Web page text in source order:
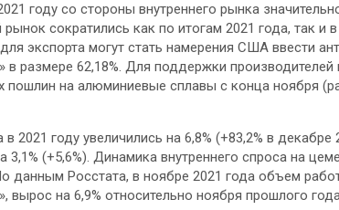
году со стороны внутреннего рынка
сократились как по итогам 2021 года, так и
экспорта могут стать намерения США ввести
в размере 62,18%. Для поддержки
на алюминиевые сплавы с конца ноября
2021 году увеличились на 6,8% (+83,2% в декабре
3,1% (+5,6%). Динамика внутреннего спроса на
данным Росстата, в ноябре 2021 года объем
вырос на 6,9% относительно ноября прошлого